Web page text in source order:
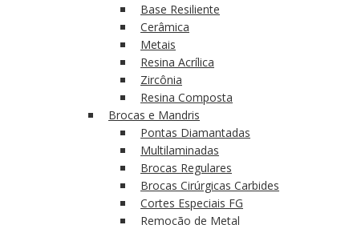
Base Resiliente
Cerâmica
Metais
Resina Acrílica
Zircônia
Resina Composta
Brocas e Mandris
Pontas Diamantadas
Multilaminadas
Brocas Regulares
Brocas Cirúrgicas Carbides
Cortes Especiais FG
Remoção de Metal